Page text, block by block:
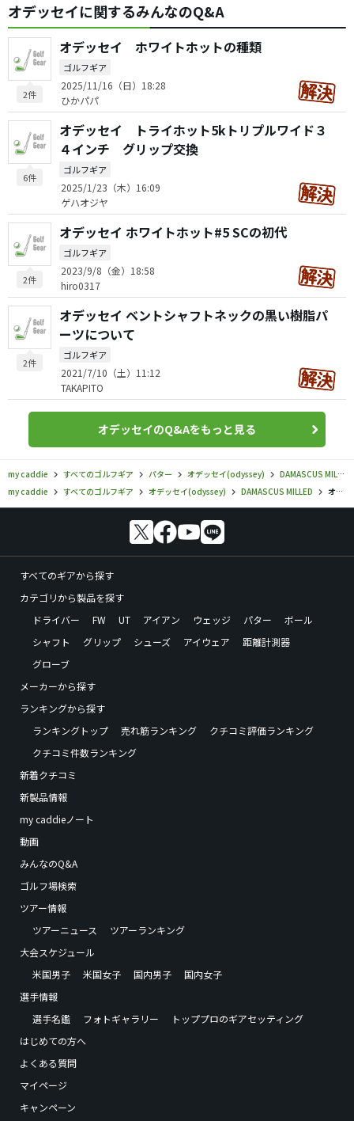
オデッセイに関するみんなのQ&A
2件
オデッセイ ホワイトホットの種類
ゴルフギア
2025/11/16（日）18:28
ひかパパ
6件
オデッセイ トライホット5kトリプルワイド３
４インチ グリップ交換
ゴルフギア
2025/1/23（木）16:09
ゲハオジヤ
2件
オデッセイ ホワイトホット#5 SCの初代
ゴルフギア
2023/9/8（金）18:58
hiro0317
2件
オデッセイ ベントシャフトネックの黒い樹脂パ
ーツについて
ゴルフギア
2021/7/10（土）11:12
TAKAPITO
オデッセイのQ&Aをもっと見る
my caddie すべてのゴルフギア パター オデッセイ(odyssey)
DAMASCUS MILLED
my caddie
すべてのゴルフギア オデッセイ(odyssey) DAMASCUS MILLED オデッセイ／DAMASCUS MILLED／DAMASCUS MILLED JAILBIRD MINI DB パターの口コミ評価
すべてのギアから探す
カテゴリから製品を探す
ドライバー
FW UT アイアン ウェッジ パター
ボール
シャフト
グリップ シューズ アイウェア
距離計測器
グローブ
メーカーから探す
ランキングから探す
ランキングトップ
売れ筋ランキング
クチコミ評価ランキング
クチコミ件数ランキング
新着クチコミ
新製品情報
my caddieノート
動画
みんなのQ&A
ゴルフ場検索
ツアー情報
ツアーニュース
ツアーランキング
大会スケジュール
米国男子
米国女子 国内男子
国内女子
選手情報
選手名鑑
フォトギャラリー
トッププロのギアセッティング
はじめての方へ
よくある質問
マイページ
キャンペーン